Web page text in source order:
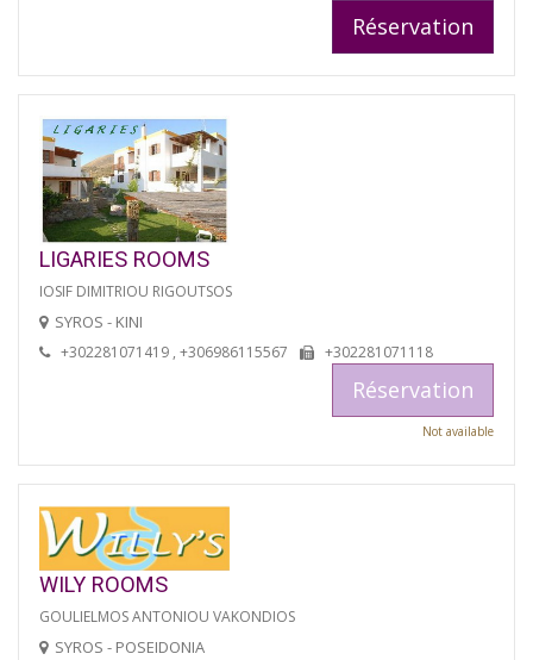
Réservation
LIGARIES ROOMS
IOSIF DIMITRIOU RIGOUTSOS
SYROS - KINI
+302281071419 , +306986115567 +302281071118
Réservation
Not available
WILY ROOMS
GOULIELMOS ANTONIOU VAKONDIOS
SYROS - POSEIDONIA